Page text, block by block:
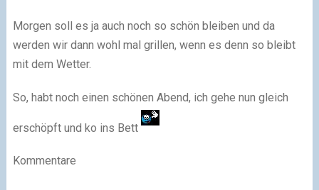
Morgen soll es ja auch noch so schön bleiben und da
werden wir dann wohl mal grillen, wenn es denn so bleibt
mit dem Wetter.
So, habt noch einen schönen Abend, ich gehe nun gleich
erschöpft und ko ins Bett
Kommentare